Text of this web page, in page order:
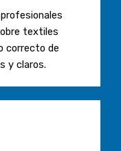
textiles
correcto de
y claros.